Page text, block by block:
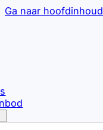
Ga naar hoofdinhoud